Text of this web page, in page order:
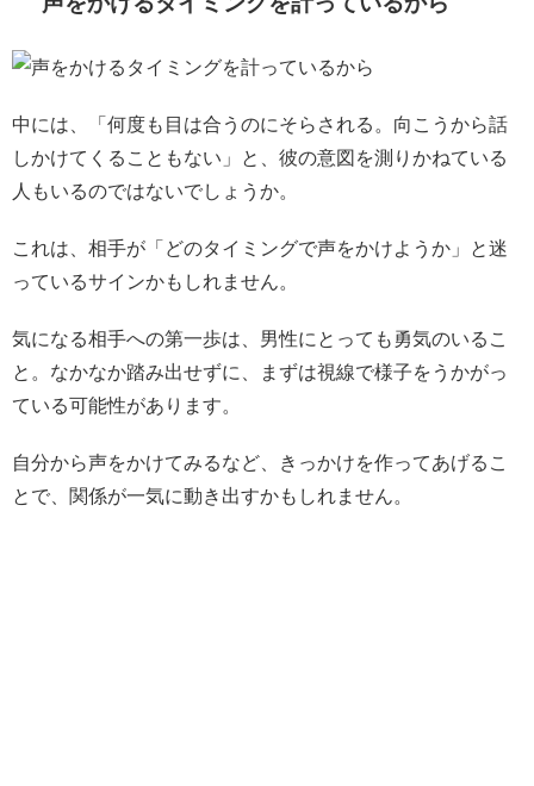
中には、「何度も目は合うのにそらされる。向こうから話
しかけてくることもない」と、彼の意図を測りかねている
人もいるのではないでしょうか。
これは、相手が「どのタイミングで声をかけようか」と迷
っているサインかもしれません。
気になる相手への第一歩は、男性にとっても勇気のいるこ
と。なかなか踏み出せずに、まずは視線で様子をうかがっ
ている可能性があります。
自分から声をかけてみるなど、きっかけを作ってあげるこ
とで、関係が一気に動き出すかもしれません。